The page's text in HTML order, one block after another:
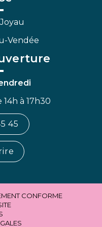
Vendée
14h à 17h30
45
CONFORME